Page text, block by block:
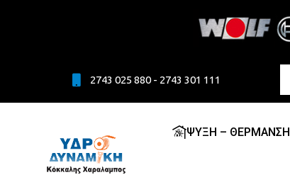
2743 025 880 - 2743 301 111
ΨΥΞΗ – ΘΕΡΜΑΝΣΗ